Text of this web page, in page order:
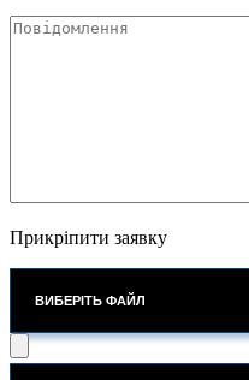
Прикріпити заявку
ВИБЕРІТЬ ФАЙЛ